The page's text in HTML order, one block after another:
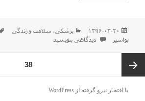
ارسال
شده
۱۳۹۶-۰۳-۲۰ دسته‌ها
پزشکی، سلامت و زندگی
بواسیر
برای تمام علائم و روش های درمان بواسیر
دیدگاهی بنویسید
نوشته‌ها
برگه38
با افتخار نیرو گرفته از WordPress